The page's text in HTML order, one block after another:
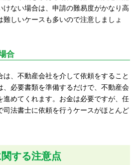
けない場合は、申請の難易度がかなり高
難しいケースも多いので注意しましょ
合
、不動産会社を介して依頼をすること
、必要書類を準備するだけで、不動産会
進めてくれます。お金は必要ですが、任
司法書士に依頼を行うケースがほとんど
する注意点